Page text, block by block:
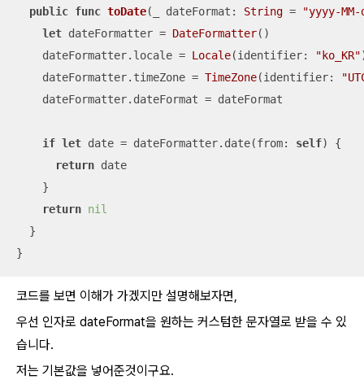
public func toDate( dateFormat : String =
"yyyy-
let dateFormatter = DateFormatter()
    dateFormatter.locale
= Locale(identifier: "ko_KR"
    dateFormatter.timeZone
= TimeZone(identifier:
    dateFormatter.dateFormat
= dateFormat
if let date = dateFormatter.date(from: self) {
return date
    }
return nil
  }
}
코드를 보면 이해가 가겠지만 설명해보자면,
우선 인자로 dateFormat을 원하는 커스텀한 문자열로 받을 수 있
습니다.
저는 기본값을 넣어준것이구요.